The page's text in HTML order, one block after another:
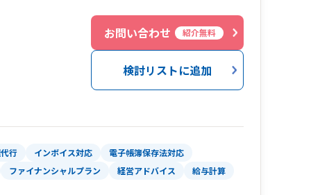
お問い合わせ 紹介無料
検討リストに追加
行 インボイス対応
電子帳簿保存法対応
ファイナンシャルプラン 経営アドバイス 給与計算